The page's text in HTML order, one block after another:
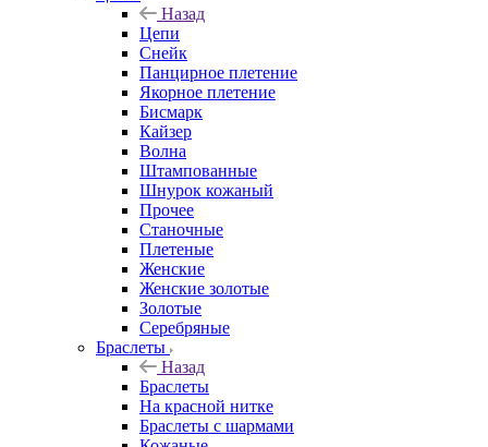
Назад
Цепи
Снейк
Панцирное плетение
Якорное плетение
Бисмарк
Кайзер
Волна
Штампованные
Шнурок кожаный
Прочее
Станочные
Плетеные
Женские
Женские золотые
Золотые
Серебряные
Браслеты
Назад
Браслеты
На красной нитке
Браслеты с шармами